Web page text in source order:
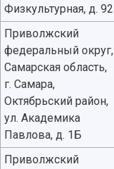
Физкультурная, д. 92
Приволжский
федеральный округ,
Самарская область,
г. Самара,
Октябрьский район,
ул. Академика
Павлова, д. 1Б
Приволжский